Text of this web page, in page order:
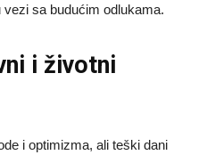
sa budućim odlukama.
i životni
i optimizma, ali teški dani